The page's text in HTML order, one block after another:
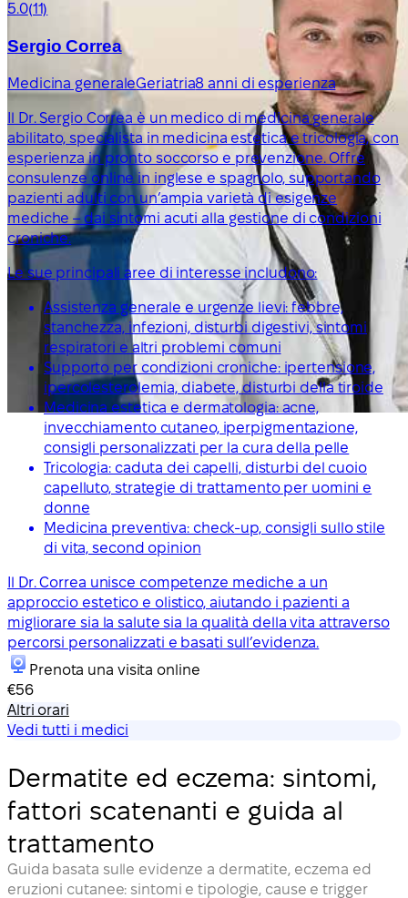
5.0(11)
Sergio Correa
Medicina generaleGeriatria8 anni di esperienza
Il Dr. Sergio Correa è un medico di medicina generale
abilitato, specialista in medicina estetica e tricologia, con
esperienza in pronto soccorso e prevenzione. Offre
consulenze online in inglese e spagnolo, supportando
pazienti adulti con un’ampia varietà di esigenze
mediche – dai sintomi acuti alla gestione di condizioni
croniche.
Le sue principali aree di interesse includono:
Assistenza generale e urgenze lievi: febbre,
stanchezza, infezioni, disturbi digestivi, sintomi
respiratori e altri problemi comuni
Supporto per condizioni croniche: ipertensione,
ipercolesterolemia, diabete, disturbi della tiroide
Medicina estetica e dermatologia: acne,
invecchiamento cutaneo, iperpigmentazione,
consigli personalizzati per la cura della pelle
Tricologia: caduta dei capelli, disturbi del cuoio
capelluto, strategie di trattamento per uomini e
donne
Medicina preventiva: check-up, consigli sullo stile
di vita, second opinion
Il Dr. Correa unisce competenze mediche a un
approccio estetico e olistico, aiutando i pazienti a
migliorare sia la salute sia la qualità della vita attraverso
percorsi personalizzati e basati sull’evidenza.
Prenota una visita online
€56
Altri orari
Vedi tutti i medici
Dermatite ed eczema: sintomi,
fattori scatenanti e guida al
trattamento
Guida basata sulle evidenze a dermatite, eczema ed
eruzioni cutanee: sintomi e tipologie, cause e trigger